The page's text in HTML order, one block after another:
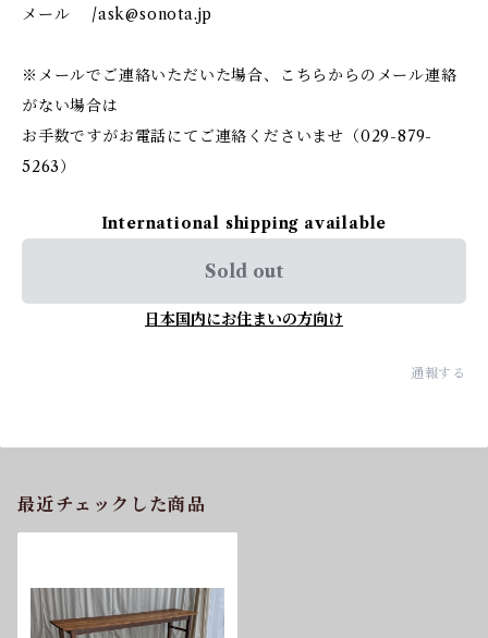
メール /ask@sonota.jp
※メールでご連絡いただいた場合、こちらからのメール連絡
がない場合は
お手数ですがお電話にてご連絡くださいませ（029-879-
5263）
International shipping available
Sold out
日本国内にお住まいの方向け
通報する
最近チェックした商品